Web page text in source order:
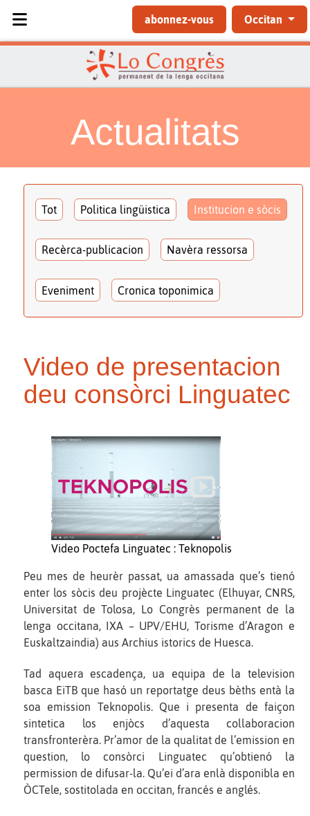
abonnez-vous Occitan
Actualitats
Tot Politica lingüistica Institucion e sòcis
Recèrca-publicacion Navèra ressorsa
Eveniment Cronica toponimica
Video de presentacion
deu consòrci Linguatec
Video Poctefa Linguatec : Teknopolis
Peu mes de heurèr passat, ua amassada que’s tienó
enter los sòcis deu projècte Linguatec (Elhuyar, CNRS,
Universitat de Tolosa, Lo Congrès permanent de la
lenga occitana, IXA – UPV/EHU, Torisme d’Aragon e
Euskaltzaindia) aus Archius istorics de Huesca.
Tad aquera escadença, ua equipa de la television
basca EiTB que hasó un reportatge deus bèths entà la
soa emission Teknopolis. Que i presenta de faiçon
sintetica los enjòcs d’aquesta collaboracion
transfronterèra. Pr’amor de la qualitat de l’emission en
question, lo consòrci Linguatec qu’obtienó la
permission de difusar-la. Qu’ei d’ara enlà disponibla en
ÒCTele, sostitolada en occitan, francés e anglés.